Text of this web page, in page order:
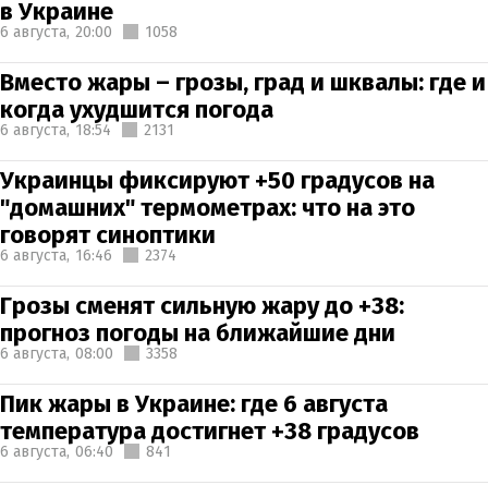
в Украине
6 августа, 20:00 1058
Вместо жары – грозы, град и шквалы: где и
когда ухудшится погода
6 августа, 18:54 2131
Украинцы фиксируют +50 градусов на
"домашних" термометрах: что на это
говорят синоптики
6 августа, 16:46 2374
Грозы сменят сильную жару до +38:
прогноз погоды на ближайшие дни
6 августа, 08:00 3358
Пик жары в Украине: где 6 августа
температура достигнет +38 градусов
6 августа, 06:40 841